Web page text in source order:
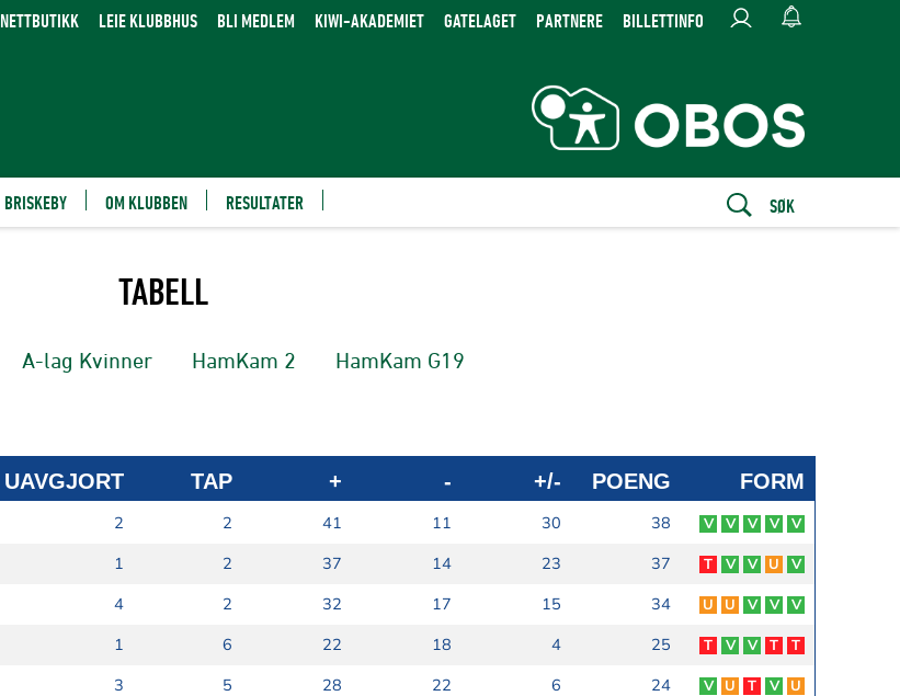
NETTBUTIKK LEIE KLUBBHUS BLI MEDLEM KIWI-AKADEMIET GATELAGET PARTNERE BILLETTINFO
BRISKEBY OM KLUBBEN RESULTATER SØK
TABELL
A-lag Kvinner HamKam 2 HamKam G19
UAVGJORT TAP + - +/- POENG FORM
2 2 41 11 30 38 V V V V V
1 2 37 14 23 37 T V V U V
4 2 32 17 15 34 U U V V V
1 6 22 18 4 25 T V V T T
3 5 28 22 6 24 V U T V U